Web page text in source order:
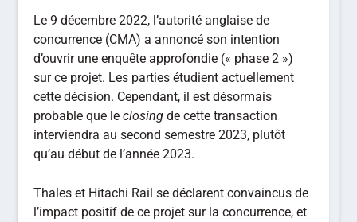
Le 9 décembre 2022, l’autorité anglaise de
concurrence (CMA) a annoncé son intention
d’ouvrir une enquête approfondie (« phase 2 »)
sur ce projet. Les parties étudient actuellement
cette décision. Cependant, il est désormais
probable que leclosing de cette transaction
interviendra au second semestre 2023, plutôt
qu’au début de l’année 2023.
Thales et Hitachi Rail se déclarent convaincus de
l’impact positif de ce projet sur la concurrence, et